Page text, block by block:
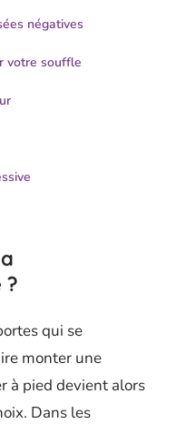
négatives
votre souffle
?
qui se
monter une
à pied devient alors
Dans les